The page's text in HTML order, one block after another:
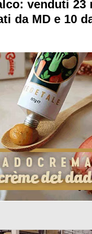
venduti 23
da MD e 10